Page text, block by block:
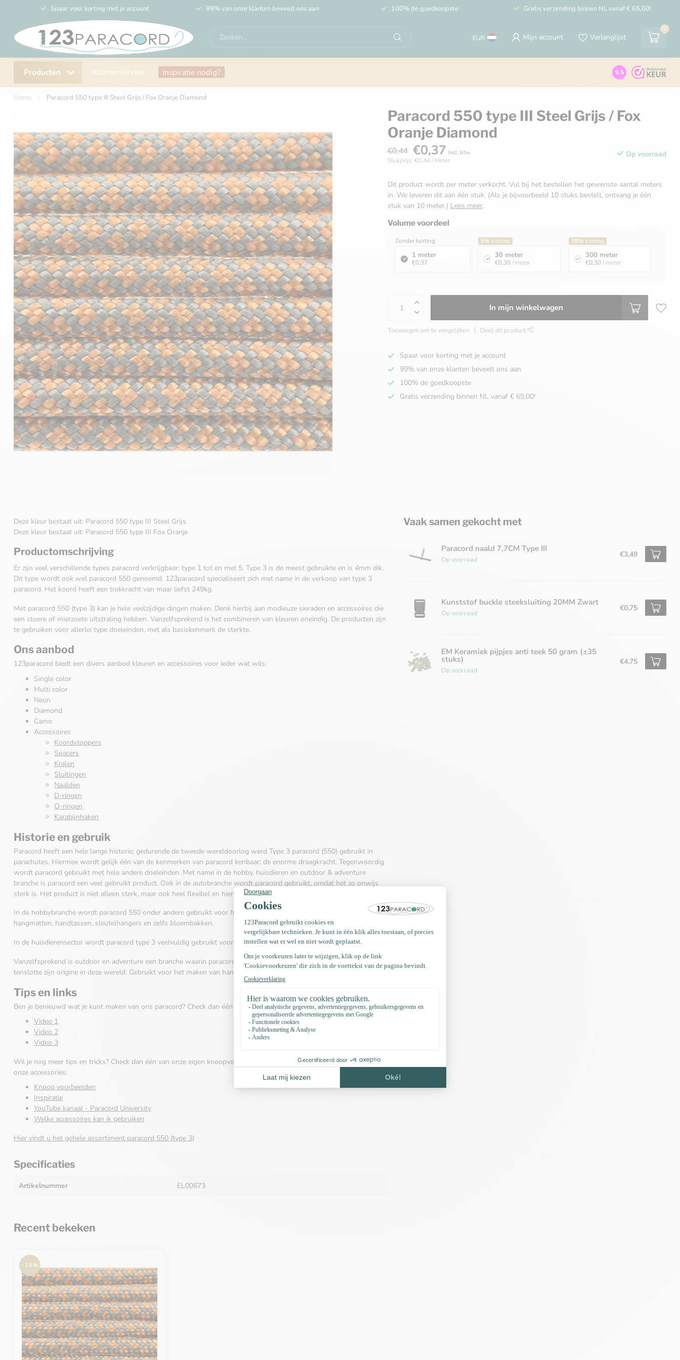
Spaar voor korting met je account 99% van onze klanten beveelt ons aan 100% de goedkoopste Gratis verzending binnen NL vanaf € 65,00!
EUR Mijn account Verlanglijst
0
Producten Klantenservice Inspiratie nodig? 9.5
Home Paracord 550 type III Steel Grijs / Fox Oranje Diamond
Paracord 550 type III Steel Grijs / Fox
Oranje Diamond
€0,44 €0,37 Incl. btw
Stukprijs: €0,44 / Meter
Op voorraad
Dit product wordt per meter verkocht. Vul bij het bestellen het gewenste aantal meters
in. We leveren dit aan één stuk. (Als je bijvoorbeeld 10 stuks bestelt, ontvang je één
stuk van 10 meter.) Lees meer.
Volume voordeel
Zonder korting
1 meter
€0,37
5% Korting
30 meter
€0,35 / meter
19% Korting
300 meter
€0,30 / meter
In mijn winkelwagen
Toevoegen om te vergelijken Deel dit product
Spaar voor korting met je account
99% van onze klanten beveelt ons aan
100% de goedkoopste
Gratis verzending binnen NL vanaf € 65,00!
Deze kleur bestaat uit: Paracord 550 type III Steel Grijs
Deze kleur bestaat uit: Paracord 550 type III Fox Oranje
Productomschrijving
Er zijn veel verschillende types paracord verkrijgbaar: type 1 tot en met 5. Type 3 is de meest gebruikte en is 4mm dik.
Dit type wordt ook wel paracord 550 genoemd. 123paracord specialiseert zich met name in de verkoop van type 3
paracord. Het koord heeft een trekkracht van maar liefst 249kg.
Met paracord 550 (type 3) kan je hele veelzijdige dingen maken. Denk hierbij aan modieuze sieraden en accessoires die
een stoere of mierzoete uitstraling hebben. Vanzelfsprekend is het combineren van kleuren oneindig. De producten zijn
te gebruiken voor allerlei type doeleinden, met als basiskenmerk de sterkte.
Ons aanbod
123paracord biedt een divers aanbod kleuren en accessoires voor ieder wat wils:
Single color
Multi color
Neon
Diamond
Camo
Accessoires
Koordstoppers
Spacers
Kralen
Sluitingen
Naalden
D-ringen
O-ringen
Karabijnhaken
Historie en gebruik
Paracord heeft een hele lange historie; gedurende de tweede wereldoorlog werd Type 3 paracord (550) gebruikt in
parachutes. Hiermee wordt gelijk één van de kenmerken van paracord kenbaar; de enorme draagkracht. Tegenwoordig
wordt paracord gebruikt met hele andere doeleinden. Met name in de hobby, huisdieren en outdoor & adventure
branche is paracord een veel gebruikt product. Ook in de autobranche wordt paracord gebruikt, omdat het zo onwijs
sterk is. Het product is niet alleen sterk, maar ook heel flexibel en hierdoor eenvoudig te verwerken.
In de hobbybranche wordt paracord 550 onder andere gebruikt voor het maken van armbanden, kettingen,
hangmatten, handtassen, sleutelhangers en zelfs bloembakken.
In de huisdierensector wordt paracord type 3 veelvuldig gebruikt voor het vervaardigen van halsbanden en riemen.
Vanzelfsprekend is outdoor en adventure een branche waarin paracord 550 veelvuldig wordt gebruikt. Het kent
tenslotte zijn origine in deze wereld. Gebruikt voor het maken van hangmatten, veters, riemen is gebruikelijk.
Tips en links
Ben je benieuwd wat je kunt maken van ons paracord? Check dan één van onderstaande videos:
Video 1
Video 2
Video 3
Wil je nog meer tips en tricks? Check dan één van onze eigen knoopvoorbeelden, Kleurconfigurator, YouTube kanaal en
onze accessories:
Knoop voorbeelden
Inspiratie
YouTube kanaal - Paracord University
Welke accessoires kan ik gebruiken
Hier vindt u het gehele assortiment paracord 550 (type 3)
Specificaties
Artikelnummer EL00673
Vaak samen gekocht met
Paracord naald 7,7CM Type III
Op voorraad
€3,49
Kunststof buckle steeksluiting 20MM Zwart
Op voorraad
€0,75
EM Keramiek pijpjes anti teek 50 gram (±35
stuks)
Op voorraad
€4,75
Recent bekeken
-16%